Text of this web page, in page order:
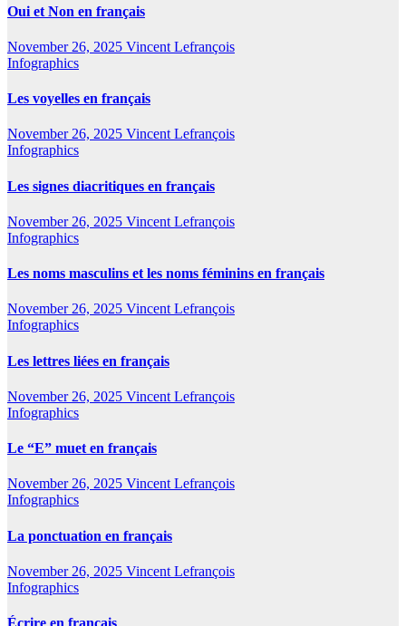
Oui et Non en français
November 26, 2025 Vincent Lefrançois
Infographics
Les voyelles en français
November 26, 2025 Vincent Lefrançois
Infographics
Les signes diacritiques en français
November 26, 2025 Vincent Lefrançois
Infographics
Les noms masculins et les noms féminins en français
November 26, 2025 Vincent Lefrançois
Infographics
Les lettres liées en français
November 26, 2025 Vincent Lefrançois
Infographics
Le “E” muet en français
November 26, 2025 Vincent Lefrançois
Infographics
La ponctuation en français
November 26, 2025 Vincent Lefrançois
Infographics